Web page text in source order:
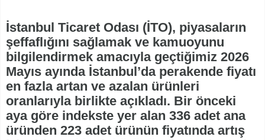
İstanbul Ticaret Odası (İTO), piyasaların
şeffaflığını sağlamak ve kamuoyunu
bilgilendirmek amacıyla geçtiğimiz 2026
Mayıs ayında İstanbul’da perakende fiyatı
en fazla artan ve azalan ürünleri
oranlarıyla birlikte açıkladı. Bir önceki
aya göre indekste yer alan 336 adet ana
üründen 223 adet ürünün fiyatında artış